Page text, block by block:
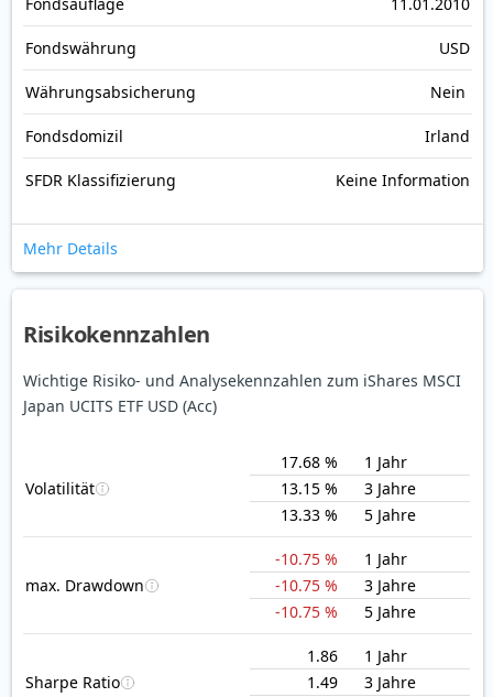
Fonds­währung USD
Währungsabsicherung Nein
Fondsdomizil Irland
SFDR Klassifizierung Keine Information
Mehr Details
Risikokennzahlen
Wichtige Risiko- und Analysekennzahlen zum iShares MSCI
Japan UCITS ETF USD (Acc)
Volatilität
17.68 %
1 Jahr
13.15 %
3 Jahre
13.33 %
5 Jahre
max. Drawdown
-10.75 %
1 Jahr
-10.75 %
3 Jahre
-10.75 %
5 Jahre
Sharpe Ratio
1.86
1 Jahr
1.49
3 Jahre